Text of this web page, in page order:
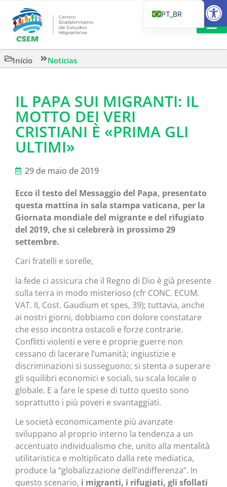
Início Notícias
IL PAPA SUI MIGRANTI: IL
MOTTO DEI VERI
CRISTIANI È «PRIMA GLI
ULTIMI»
29 de maio de 2019
Ecco il testo del Messaggio del Papa, presentato
questa mattina in sala stampa vaticana, per la
Giornata mondiale del migrante e del rifugiato
del 2019, che si celebrerà in prossimo 29
settembre.
Cari fratelli e sorelle,
la fede ci assicura che il Regno di Dio è già presente
sulla terra in modo misterioso (cfr CONC. ECUM.
VAT. II, Cost. Gaudium et spes, 39); tuttavia, anche
ai nostri giorni, dobbiamo con dolore constatare
che esso incontra ostacoli e forze contrarie.
Conflitti violenti e vere e proprie guerre non
cessano di lacerare l’umanità; ingiustizie e
discriminazioni si susseguono; si stenta a superare
gli squilibri economici e sociali, su scala locale o
globale. E a fare le spese di tutto questo sono
soprattutto i più poveri e svantaggiati.
Le società economicamente più avanzate
sviluppano al proprio interno la tendenza a un
accentuato individualismo che, unito alla mentalità
utilitaristica e moltiplicato dalla rete mediatica,
produce la “globalizzazione dell’indifferenza”. In
questo scenario, i migranti, i rifugiati, gli sfollati
PT_BR
IT